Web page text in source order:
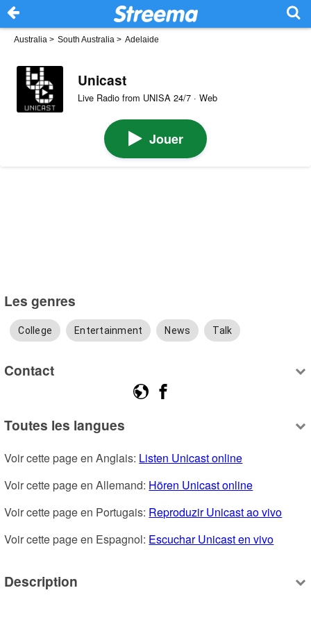
Australia > South Australia > Adelaide
Unicast
Live Radio from UNISA 24/7 · Web
Jouer
Les genres
College Entertainment News Talk
Contact
Toutes les langues
Voir cette page en Anglais: Listen Unicast online
Voir cette page en Allemand: Hören Unicast online
Voir cette page en Portugais: Reproduzir Unicast ao vivo
Voir cette page en Espagnol: Escuchar Unicast en vivo
Description